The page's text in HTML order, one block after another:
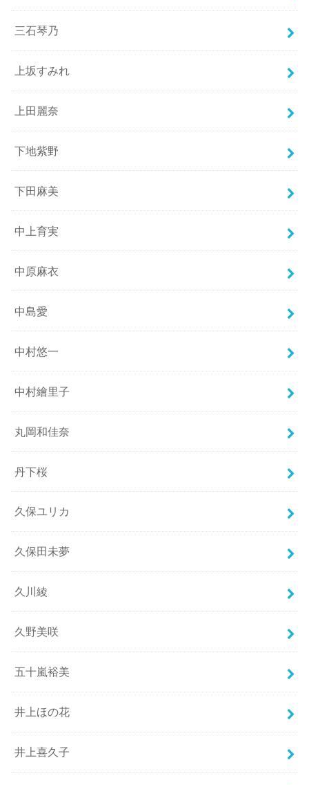
三石琴乃
上坂すみれ
上田麗奈
下地紫野
下田麻美
中上育実
中原麻衣
中島愛
中村悠一
中村繪里子
丸岡和佳奈
丹下桜
久保ユリカ
久保田未夢
久川綾
久野美咲
五十嵐裕美
井上ほの花
井上喜久子